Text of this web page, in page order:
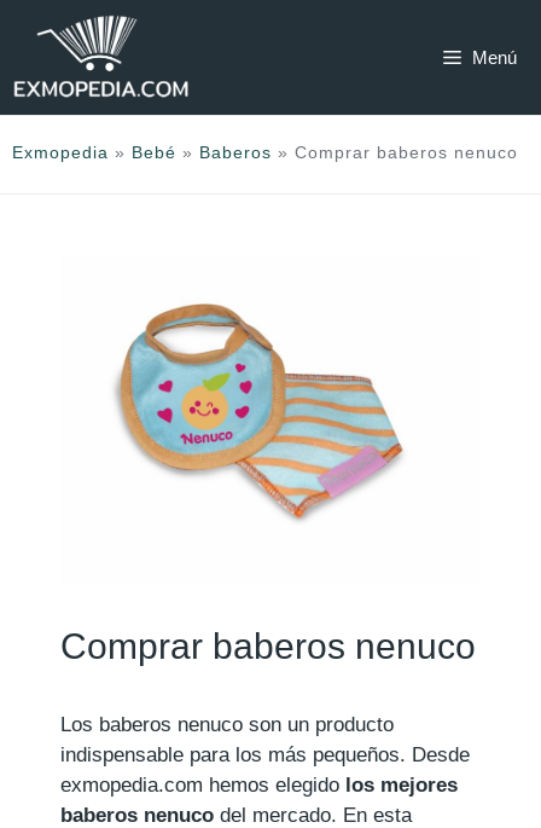
Menú
Exmopedia » Bebé » Baberos » Comprar baberos nenuco
Comprar baberos nenuco
Los baberos nenuco son un producto
indispensable para los más pequeños. Desde
exmopedia.com hemos elegido los mejores
baberos nenuco del mercado. En esta